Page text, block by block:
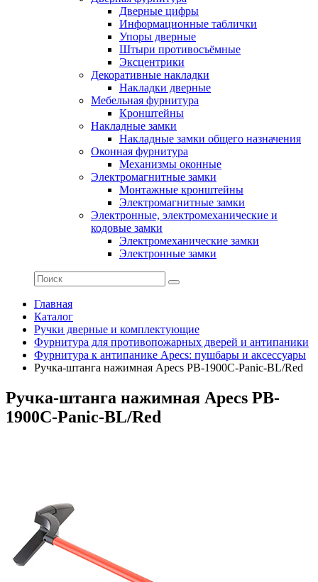
Дверные цифры
Информационные таблички
Упоры дверные
Штыри противосъёмные
Эксцентрики
Декоративные накладки
Накладки дверные
Мебельная фурнитура
Кронштейны
Накладные замки
Накладные замки общего назначения
Оконная фурнитура
Механизмы оконные
Электромагнитные замки
Монтажные кронштейны
Электромагнитные замки
Электронные, электромеханические и
кодовые замки
Электромеханические замки
Электронные замки
Главная
Каталог
Ручки дверные и комплектующие
Фурнитура для противопожарных дверей и антипаники
Фурнитура к антипанике Apecs: пушбары и аксессуары
Ручка-штанга нажимная Apecs PB-1900C-Panic-BL/Red
Ручка-штанга нажимная Apecs PB-
1900C-Panic-BL/Red